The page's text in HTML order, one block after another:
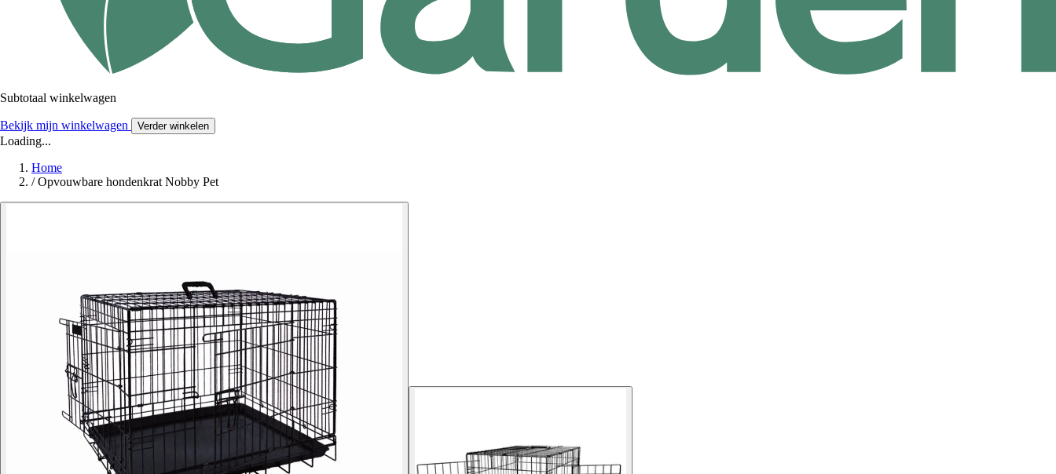
Subtotaal winkelwagen
Bekijk mijn winkelwagen Verder winkelen
Loading...
Home
/ Opvouwbare hondenkrat Nobby Pet